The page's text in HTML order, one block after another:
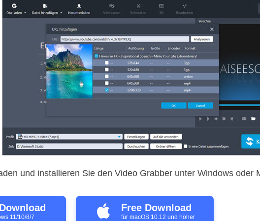
und installieren Sie den Video Grabber unter Windows oder
11/10/8/7
Free Download
für macOS 10.12 und höher